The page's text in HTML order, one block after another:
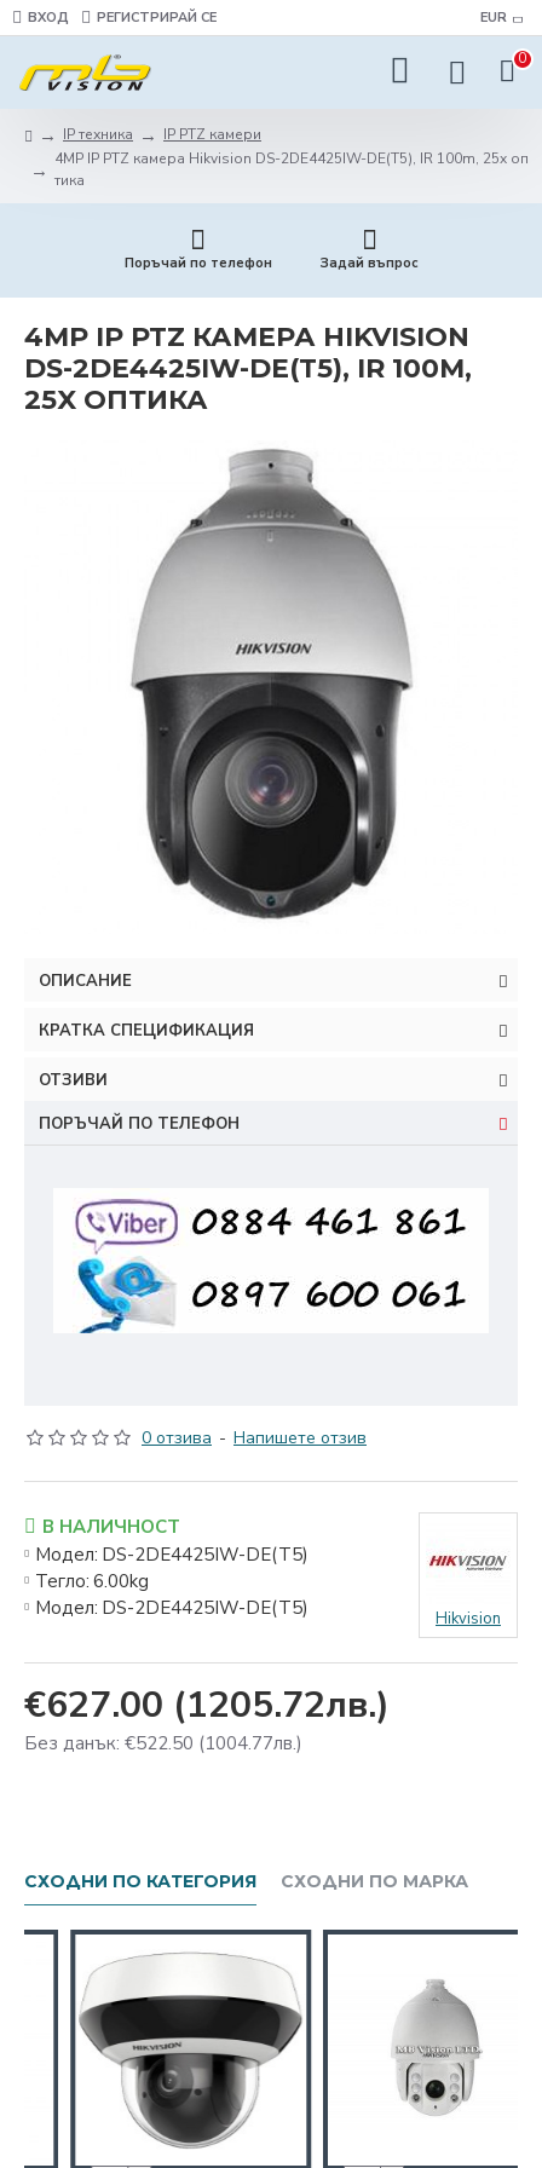
ВХОД РЕГИСТРИРАЙ СЕ EUR
0
IP техника
IP PTZ камери
4MP IP PTZ камера Hikvision DS-2DE4425IW-DE(T5), IR 100m, 25x оп
тика
Поръчай по телефон Задай въпрос
4MP IP PTZ КАМЕРА HIKVISION
DS-2DE4425IW-DE(T5), IR 100M,
25X ОПТИКА
ОПИСАНИЕ
КРАТКА СПЕЦИФИКАЦИЯ
ОТЗИВИ
ПОРЪЧАЙ ПО ТЕЛЕФОН
0 отзива - Напишете отзив
€627.00 (1205.72лв.)
Без данък: €522.50 (1004.77лв.)
В НАЛИЧНОСТ
Модел: DS-2DE4425IW-DE(T5)
Тегло: 6.00kg
Модел: DS-2DE4425IW-DE(T5) Hikvision
СХОДНИ ПО КАТЕГОРИЯ СХОДНИ ПО МАРКА